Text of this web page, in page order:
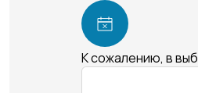
К сожалению, в